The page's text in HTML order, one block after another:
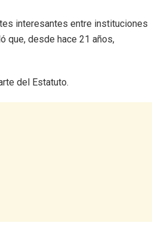
interesantes entre instituciones
que, desde hace 21 años,
del Estatuto.